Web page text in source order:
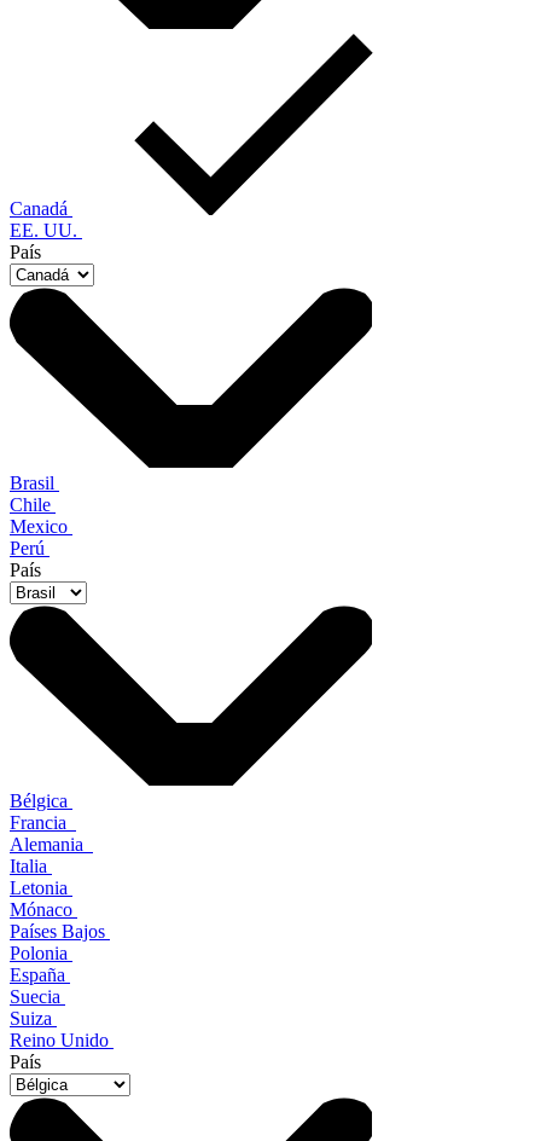
Canadá
EE. UU.
País
Brasil
Chile
Mexico
Perú
País
Bélgica
Francia
Alemania
Italia
Letonia
Mónaco
Países Bajos
Polonia
España
Suecia
Suiza
Reino Unido
País